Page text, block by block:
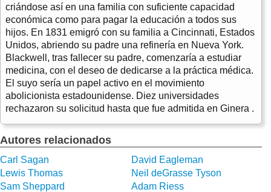
criándose así en una familia con suficiente capacidad
económica como para pagar la educación a todos sus
hijos. En 1831 emigró con su familia a Cincinnati, Estados
Unidos, abriendo su padre una refinería en Nueva York.
Blackwell, tras fallecer su padre, comenzaría a estudiar
medicina, con el deseo de dedicarse a la práctica médica.
El suyo sería un papel activo en el movimiento
abolicionista estadounidense. Diez universidades
rechazaron su solicitud hasta que fue admitida en Ginera .
Autores relacionados
Carl Sagan
David Eagleman
Lewis Thomas
Neil deGrasse Tyson
Sam Sheppard
Adam Riess